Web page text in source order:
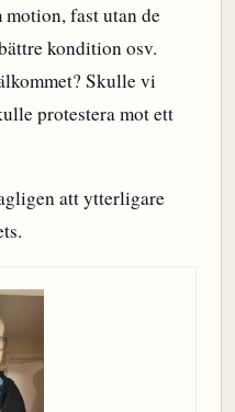
fast utan de
kondition osv.
Skulle vi
protestera mot ett
att ytterligare